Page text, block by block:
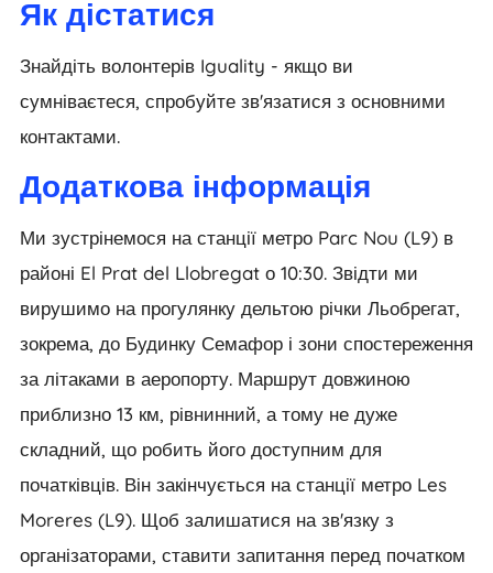
Як дістатися
Знайдіть волонтерів Iguality - якщо ви
сумніваєтеся, спробуйте зв'язатися з основними
контактами.
Додаткова інформація
Ми зустрінемося на станції метро Parc Nou (L9) в
районі El Prat del Llobregat о 10:30. Звідти ми
вирушимо на прогулянку дельтою річки Льобрегат,
зокрема, до Будинку Семафор і зони спостереження
за літаками в аеропорту. Маршрут довжиною
приблизно 13 км, рівнинний, а тому не дуже
складний, що робить його доступним для
початківців. Він закінчується на станції метро Les
Moreres (L9). Щоб залишатися на зв'язку з
організаторами, ставити запитання перед початком